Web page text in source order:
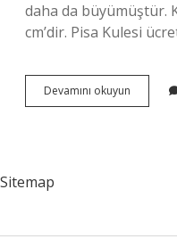
daha da büyümüştür.
cm’dir. Pisa Kulesi
Devamını okuyun
Kulesi
Sitemap